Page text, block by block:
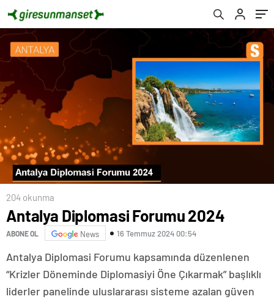
204 okunma
Antalya Diplomasi Forumu 2024
ABONE OL News 16 Temmuz 2024 00:54
Antalya Diplomasi Forumu kapsamında düzenlenen
“Krizler Döneminde Diplomasiyi Öne Çıkarmak” başlıklı
liderler panelinde uluslararası sisteme azalan güven